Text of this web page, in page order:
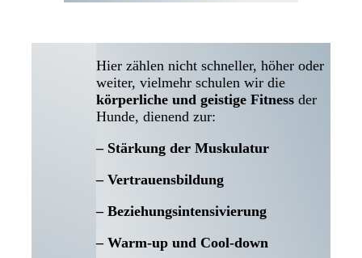
Hier zählen nicht schneller, höher oder
weiter, vielmehr schulen wir die
körperliche und geistige Fitnessder
Hunde, dienend zur:
– Stärkung der Muskulatur
– Vertrauensbildung
– Beziehungsintensivierung
– Warm-up und Cool-down